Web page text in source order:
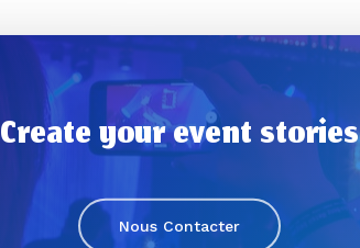
Create your event stories
Nous Contacter